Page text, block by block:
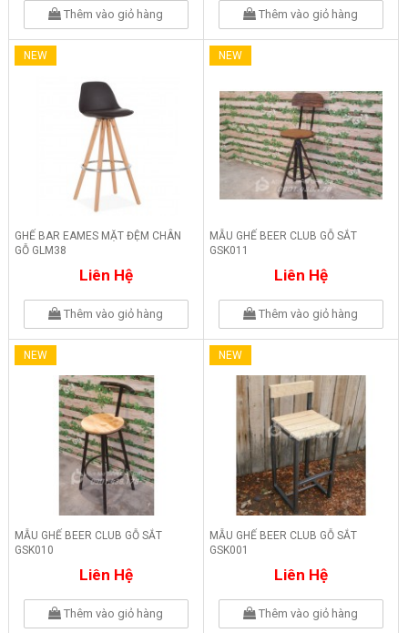
Thêm vào giỏ hàng Thêm vào giỏ hàng
NEW
GHẾ BAR EAMES MẶT ĐỆM CHÂN
GỖ GLM38
Liên Hệ
Thêm vào giỏ hàng
NEW
MẪU GHẾ BEER CLUB GỖ SẮT
GSK011
Liên Hệ
Thêm vào giỏ hàng
NEW
MẪU GHẾ BEER CLUB GỖ SẮT
GSK010
Liên Hệ
Thêm vào giỏ hàng
NEW
MẪU GHẾ BEER CLUB GỖ SẮT
GSK001
Liên Hệ
Thêm vào giỏ hàng